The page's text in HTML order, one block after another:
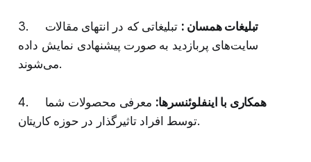
3. تبلیغات همسان : تبلیغاتی که در انتهای مقالات
سایت‌های پربازدید به صورت پیشنهادی نمایش داده
می‌شوند.
4. همکاری با اینفلوئنسرها: معرفی محصولات شما
توسط افراد تاثیرگذار در حوزه کاریتان.